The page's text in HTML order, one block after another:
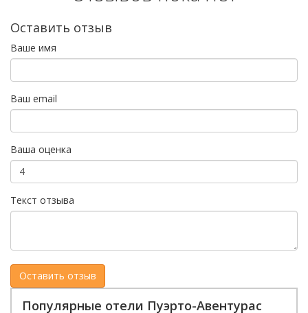
Оставить отзыв
Ваше имя
Ваш email
Ваша оценка
Текст отзыва
Популярные отели Пуэрто-Авентурас